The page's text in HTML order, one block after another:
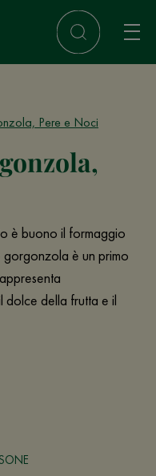
Pere e Noci
è buono il formaggio
è un primo
dolce della frutta e il